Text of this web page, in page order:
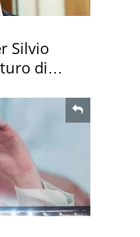
Silvio
di